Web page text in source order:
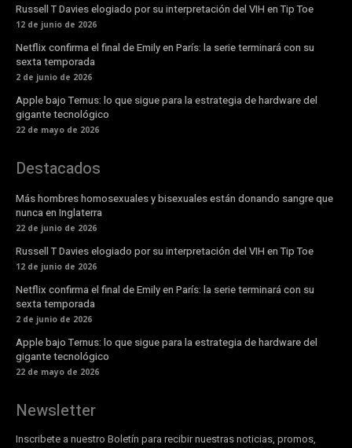
Russell T Davies elogiado por su interpretación del VIH en Tip Toe
12 de junio de 2026
Netflix confirma el final de Emily en París: la serie terminará con su
sexta temporada
2 de junio de 2026
Apple bajo Ternus: lo que sigue para la estrategia de hardware del
gigante tecnológico
22 de mayo de 2026
Destacados
Más hombres homosexuales y bisexuales están donando sangre que
nunca en Inglaterra
22 de junio de 2026
Russell T Davies elogiado por su interpretación del VIH en Tip Toe
12 de junio de 2026
Netflix confirma el final de Emily en París: la serie terminará con su
sexta temporada
2 de junio de 2026
Apple bajo Ternus: lo que sigue para la estrategia de hardware del
gigante tecnológico
22 de mayo de 2026
Newsletter
Inscribete a nuestro Boletín para recibir nuestras noticias, promos,